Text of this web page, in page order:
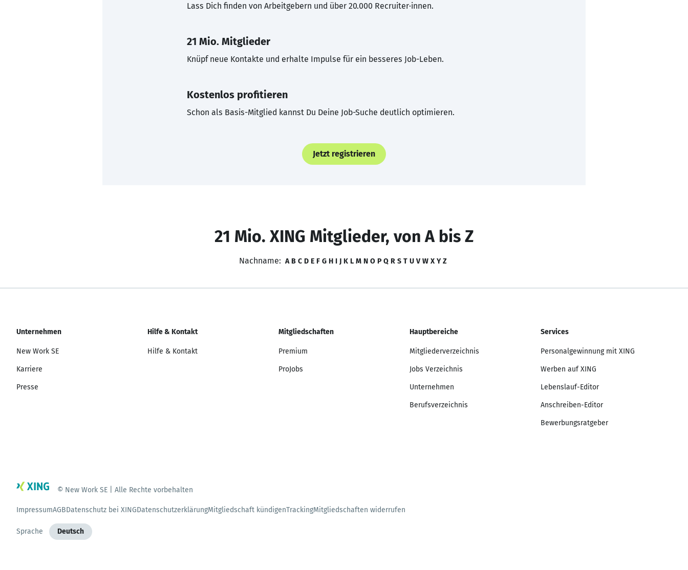
Lass Dich finden von Arbeitgebern und über 20.000 Recruiter·innen.
21 Mio. Mitglieder
Knüpf neue Kontakte und erhalte Impulse für ein besseres Job-Leben.
Kostenlos profitieren
Schon als Basis-Mitglied kannst Du Deine Job-Suche deutlich optimieren.
Jetzt registrieren
21 Mio. XING Mitglieder, von A bis Z
Nachname: A B C D E F G H I J K L M N O P Q R S T U V W X Y Z
Unternehmen
New Work SE
Karriere
Presse
Hilfe & Kontakt
Hilfe & Kontakt
Mitgliedschaften
Premium
ProJobs
Hauptbereiche
Mitgliederverzeichnis
Jobs Verzeichnis
Unternehmen
Berufsverzeichnis
Services
Personalgewinnung mit XING
Werben auf XING
Lebenslauf-Editor
Anschreiben-Editor
Bewerbungsratgeber
© New Work SE | Alle Rechte vorbehalten
ImpressumAGBDatenschutz bei XINGDatenschutzerklärungMitgliedschaft kündigenTrackingMitgliedschaften widerrufen
Sprache Deutsch